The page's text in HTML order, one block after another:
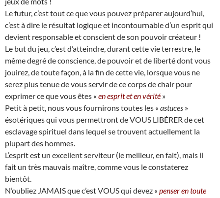
Le futur, c’est tout ce que vous pouvez préparer aujourd’hui,
c’est à dire le résultat logique et incontournable d’un esprit qui
devient responsable et conscient de son pouvoir créateur !
Le but du jeu, c’est d’atteindre, durant cette vie terrestre, le
même degré de conscience, de pouvoir et de liberté dont vous
jouirez, de toute façon, à la fin de cette vie, lorsque vous ne
serez plus tenue de vous servir de ce corps de chair pour
exprimer ce que vous êtes « en esprit et en vérité »
Petit à petit, nous vous fournirons toutes les « astuces »
ésotériques qui vous permettront de VOUS LIBÉRER de cet
esclavage spirituel dans lequel se trouvent actuellement la
plupart des hommes.
L’esprit est un excellent serviteur (le meilleur, en fait), mais il
fait un très mauvais maître, comme vous le constaterez
bientôt.
N’oubliez JAMAIS que c’est VOUS qui devez « penser en toute